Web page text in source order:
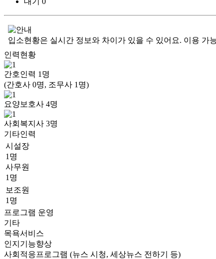
입소현황은 실시간 정보와 차이가 있을 수 있어요. 이용 가
인력현황
간호인력 1 명
(간호사 0명, 조무사 1명)
요양보호사 4명
사회복지사 3명
기타인력
시설장
1명
사무원
1명
보조원
1명
프로그램 운영
기타
목욕서비스
인지기능향상
사회적응프로그램 (뉴스 시청, 세상뉴스 전하기 등)